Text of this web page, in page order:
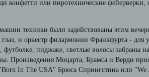
конфетти или пиротехнические фейерверки,
техники были задействованы этим
глаз, и оркестр филармонии Франкфурта -
пиджаке, светлые волосы забраны
Произведения Моцарта, Брамса и Верди
In The USA" Брюса Спрингстина или "We